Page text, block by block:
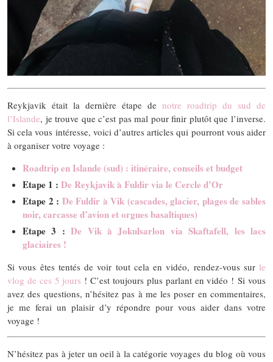
Reykjavik était la dernière étape de notre roadtrip du sud de
l’Islande, je trouve que c’est pas mal pour finir plutôt que l’inverse.
Si cela vous intéresse, voici d’autres articles qui pourront vous aider
à organiser votre voyage :
Roadtrip en Islande (sud) : itinéraire, conseils et budget
Etape 1 : De Reykjavik à Fuldir via le Cercle d’Or
Etape 2 : De Fuldir à Vik (cascades, glacier, plages de sables
noir, carcasse d’avion et orgues basaltiques)
Etape 3 :De Vik à Jokulsarlon via Skaftafell, les lacs
glaciaires !
Si vous êtes tentés de voir tout cela en vidéo, rendez-vous sur le
vlog de ces 5 jours ! C’est toujours plus parlant en vidéo ! Si vous
avez des questions, n’hésitez pas à me les poser en commentaires,
je me ferai un plaisir d’y répondre pour vous aider dans votre
voyage !
N’hésitez pas à jeter un oeil à la catégorie voyages du blog où vous